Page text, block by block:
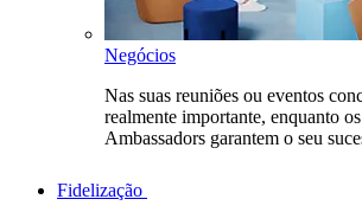
Negócios
Nas suas reuniões ou eventos
realmente importante, enquanto
Ambassadors garantem o seu
Fidelização